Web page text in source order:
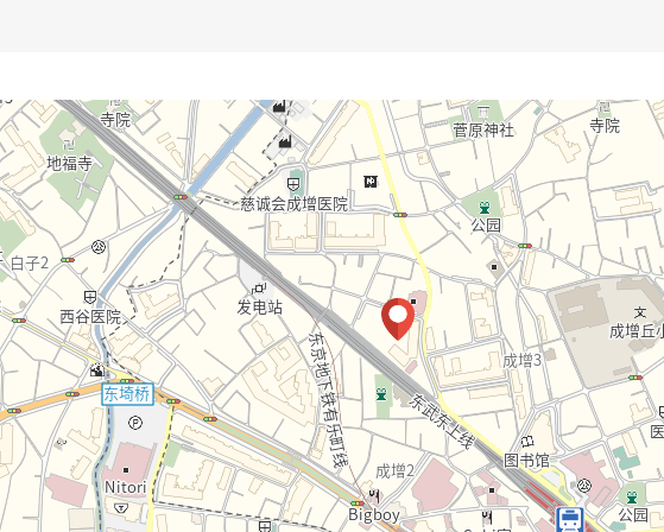
座，洗衣栓
交换